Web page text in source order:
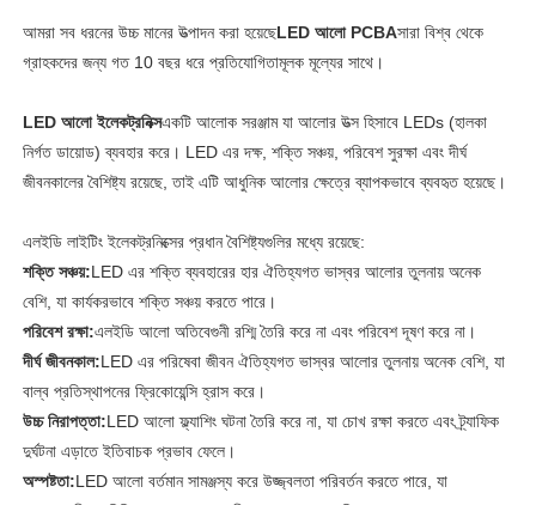
আমরা সব ধরনের উচ্চ মানের উত্পাদন করা হয়েছেLED আলো PCBAসারা বিশ্ব থেকে
গ্রাহকদের জন্য গত 10 বছর ধরে প্রতিযোগিতামূলক মূল্যের সাথে।
LED আলো ইলেকট্রনিক্সএকটি আলোক সরঞ্জাম যা আলোর উত্স হিসাবে LEDs (হালকা
নির্গত ডায়োড) ব্যবহার করে। LED এর দক্ষ, শক্তি সঞ্চয়, পরিবেশ সুরক্ষা এবং দীর্ঘ
জীবনকালের বৈশিষ্ট্য রয়েছে, তাই এটি আধুনিক আলোর ক্ষেত্রে ব্যাপকভাবে ব্যবহৃত হয়েছে।
এলইডি লাইটিং ইলেকট্রনিক্সের প্রধান বৈশিষ্ট্যগুলির মধ্যে রয়েছে:
শক্তি সঞ্চয়:LED এর শক্তি ব্যবহারের হার ঐতিহ্যগত ভাস্বর আলোর তুলনায় অনেক
বেশি, যা কার্যকরভাবে শক্তি সঞ্চয় করতে পারে।
পরিবেশ রক্ষা:এলইডি আলো অতিবেগুনী রশ্মি তৈরি করে না এবং পরিবেশ দূষণ করে না।
দীর্ঘ জীবনকাল:LED এর পরিষেবা জীবন ঐতিহ্যগত ভাস্বর আলোর তুলনায় অনেক বেশি, যা
বাল্ব প্রতিস্থাপনের ফ্রিকোয়েন্সি হ্রাস করে।
উচ্চ নিরাপত্তা:LED আলো ফ্ল্যাশিং ঘটনা তৈরি করে না, যা চোখ রক্ষা করতে এবং ট্র্যাফিক
দুর্ঘটনা এড়াতে ইতিবাচক প্রভাব ফেলে।
অস্পষ্টতা:LED আলো বর্তমান সামঞ্জস্য করে উজ্জ্বলতা পরিবর্তন করতে পারে, যা